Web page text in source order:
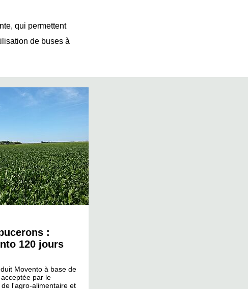
qui permettent
de buses à
:
120 jours
Movento à base de
par le
l'agro-alimentaire et